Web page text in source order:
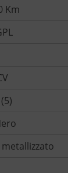
Km
metallizzato